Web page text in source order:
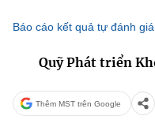
Vietnamese
BỘ KHOA
Báo cáo kết quả tự đánh
Quỹ Phát triển
Thêm MST trên Google